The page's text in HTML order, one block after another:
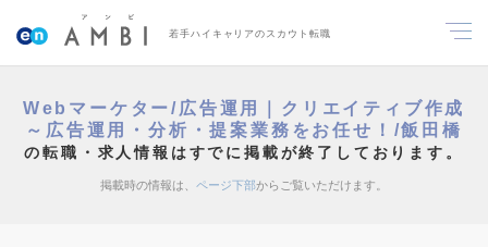
若手ハイキャリアのスカウト転職
Webマーケター/広告運用｜クリエイティブ作成
～広告運用・分析・提案業務をお任せ！/飯田橋
の転職・求人情報はすでに掲載が終了しております。
掲載時の情報は、 ページ下部からご覧いただけます。